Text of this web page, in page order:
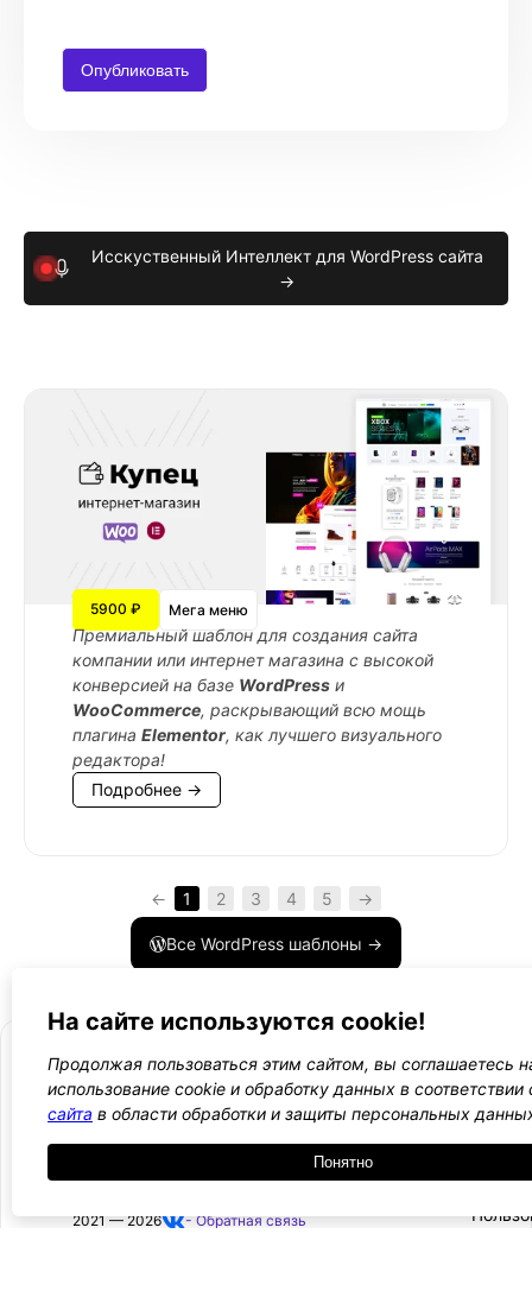
Исскуственный Интеллект для WordPress сайта
→
5900 ₽ Мега меню
Премиальный шаблон для создания сайта
компании или интернет магазина с высокой
конверсией на базе WordPress и
WooCommerce, раскрывающий всю мощь
плагина Elementor, как лучшего визуального
редактора!
Подробнее →
← 1 2 3 4 5 →
Все WordPress шаблоны →
WordPress лаборатория
Ещё один сайт на WordPress 💛
2021 — 2026 - Обратная связь
-
-
и
На сайте используются cookie!
Продолжая пользоваться этим сайтом, вы соглашаетесь
использование cookie и обработку данных в соответствии
сайта в области обработки и защиты персональных
Понятно